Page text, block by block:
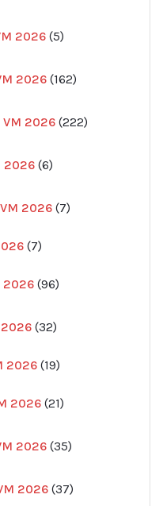
2026 5
produkter
2026 162
produkter
2026 222
produkter
2026 6
produkter
2026 7
produkter
77
2026 96
produkter
32
produkter
2026 1919
2026 21
produkter
2026 35
produkter
2026 37
produkter